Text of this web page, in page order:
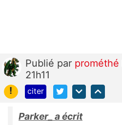
Publié par prométhé
21h11
!
citer
Parker_ a écrit